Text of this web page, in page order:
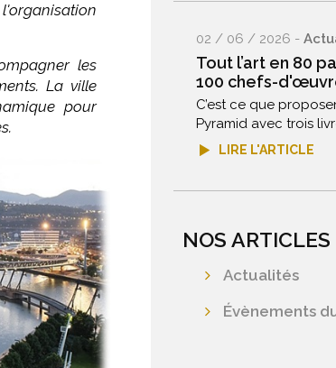
les
La ville
pour
02 / 06 / 2026 -
Tout l’art en 80
100 chefs-
C’est ce que
Pyramid avec trois
LIRE L'ARTICLE
NOS
Actualités
Évènements